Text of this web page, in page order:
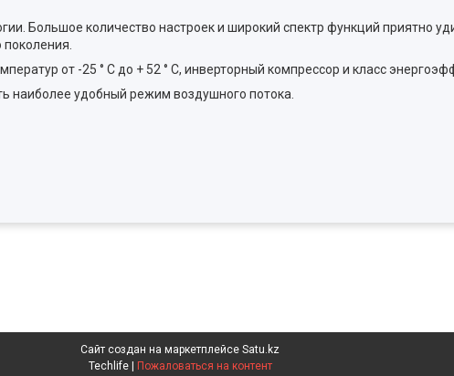
Большое количество настроек и широкий спектр функций приятно
от -25 ° C до + 52 ° C, инверторный компрессор и класс
наиболее удобный режим воздушного потока.
Сайт создан на маркетплейсе Satu.kz
Пожаловаться на контент